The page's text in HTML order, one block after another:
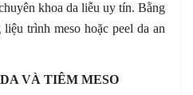
khoa da liễu uy tín. Bằng
trình meso hoặc peel da an
VÀ TIÊM MESO